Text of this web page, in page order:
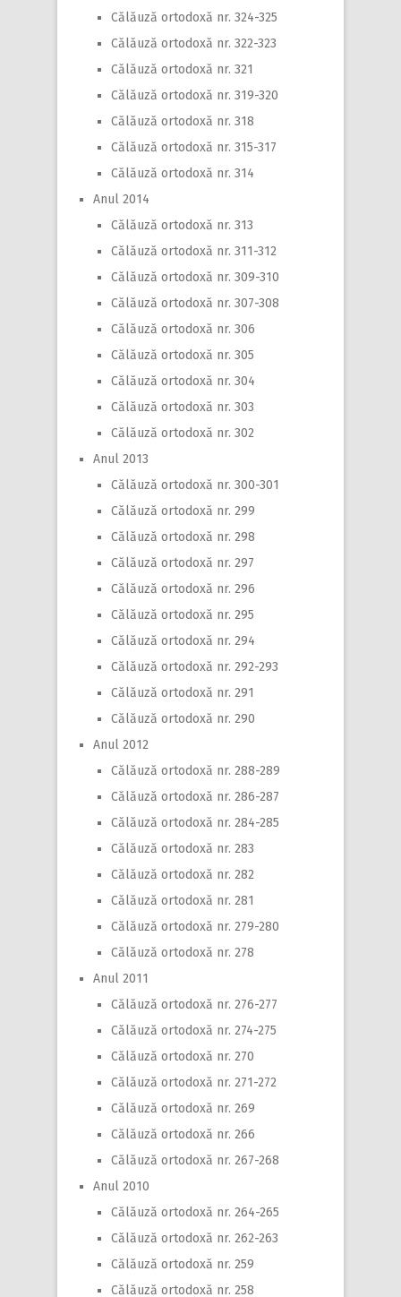
Călăuză ortodoxă nr. 324-325
Călăuză ortodoxă nr. 322-323
Călăuză ortodoxă nr. 321
Călăuză ortodoxă nr. 319-320
Călăuză ortodoxă nr. 318
Călăuză ortodoxă nr. 315-317
Călăuză ortodoxă nr. 314
Anul 2014
Călăuză ortodoxă nr. 313
Călăuză ortodoxă nr. 311-312
Călăuză ortodoxă nr. 309-310
Călăuză ortodoxă nr. 307-308
Călăuză ortodoxă nr. 306
Călăuză ortodoxă nr. 305
Călăuză ortodoxă nr. 304
Călăuză ortodoxă nr. 303
Călăuză ortodoxă nr. 302
Anul 2013
Călăuză ortodoxă nr. 300-301
Călăuză ortodoxă nr. 299
Călăuză ortodoxă nr. 298
Călăuză ortodoxă nr. 297
Călăuză ortodoxă nr. 296
Călăuză ortodoxă nr. 295
Călăuză ortodoxă nr. 294
Călăuză ortodoxă nr. 292-293
Călăuză ortodoxă nr. 291
Călăuză ortodoxă nr. 290
Anul 2012
Călăuză ortodoxă nr. 288-289
Călăuză ortodoxă nr. 286-287
Călăuză ortodoxă nr. 284-285
Călăuză ortodoxă nr. 283
Călăuză ortodoxă nr. 282
Călăuză ortodoxă nr. 281
Călăuză ortodoxă nr. 279-280
Călăuză ortodoxă nr. 278
Anul 2011
Călăuză ortodoxă nr. 276-277
Călăuză ortodoxă nr. 274-275
Călăuză ortodoxă nr. 270
Călăuză ortodoxă nr. 271-272
Călăuză ortodoxă nr. 269
Călăuză ortodoxă nr. 266
Călăuză ortodoxă nr. 267-268
Anul 2010
Călăuză ortodoxă nr. 264-265
Călăuză ortodoxă nr. 262-263
Călăuză ortodoxă nr. 259
Călăuză ortodoxă nr. 258